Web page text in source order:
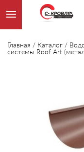
Главная / Каталог /
системы Roof Art